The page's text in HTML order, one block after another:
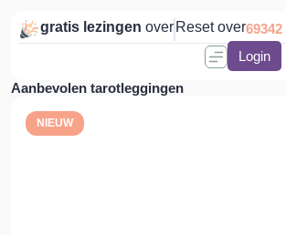
gratis lezingen over Reset over69342
Login
Aanbevolen tarotleggingen
NIEUW